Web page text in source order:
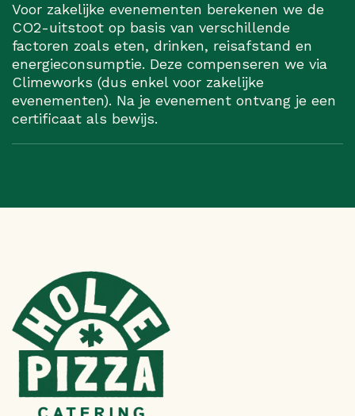
Voor zakelijke evenementen berekenen we de
CO2-uitstoot op basis van verschillende
factoren zoals eten, drinken, reisafstand en
energieconsumptie. Deze compenseren we via
Climeworks (dus enkel voor zakelijke
evenementen). Na je evenement ontvang je een
certificaat als bewijs.